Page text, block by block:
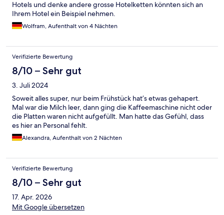
Hotels und denke andere grosse Hotelketten könnten sich an
Ihrem Hotel ein Beispiel nehmen.
Wolfram, Aufenthalt von 4 Nächten
Verifizierte Bewertung
8/10 – Sehr gut
3. Juli 2024
Soweit alles super, nur beim Frühstück hat’s etwas gehapert.
Mal war die Milch leer, dann ging die Kaffeemaschine nicht oder
die Platten waren nicht aufgefüllt. Man hatte das Gefühl, dass
es hier an Personal fehlt.
Alexandra, Aufenthalt von 2 Nächten
Verifizierte Bewertung
8/10 – Sehr gut
17. Apr. 2026
Mit Google übersetzen